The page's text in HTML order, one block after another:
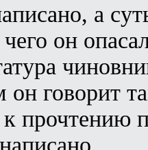
а
он
он говорит
к прочтению